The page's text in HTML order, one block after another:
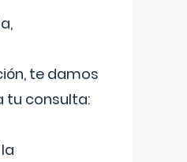
te damos
tu consulta: